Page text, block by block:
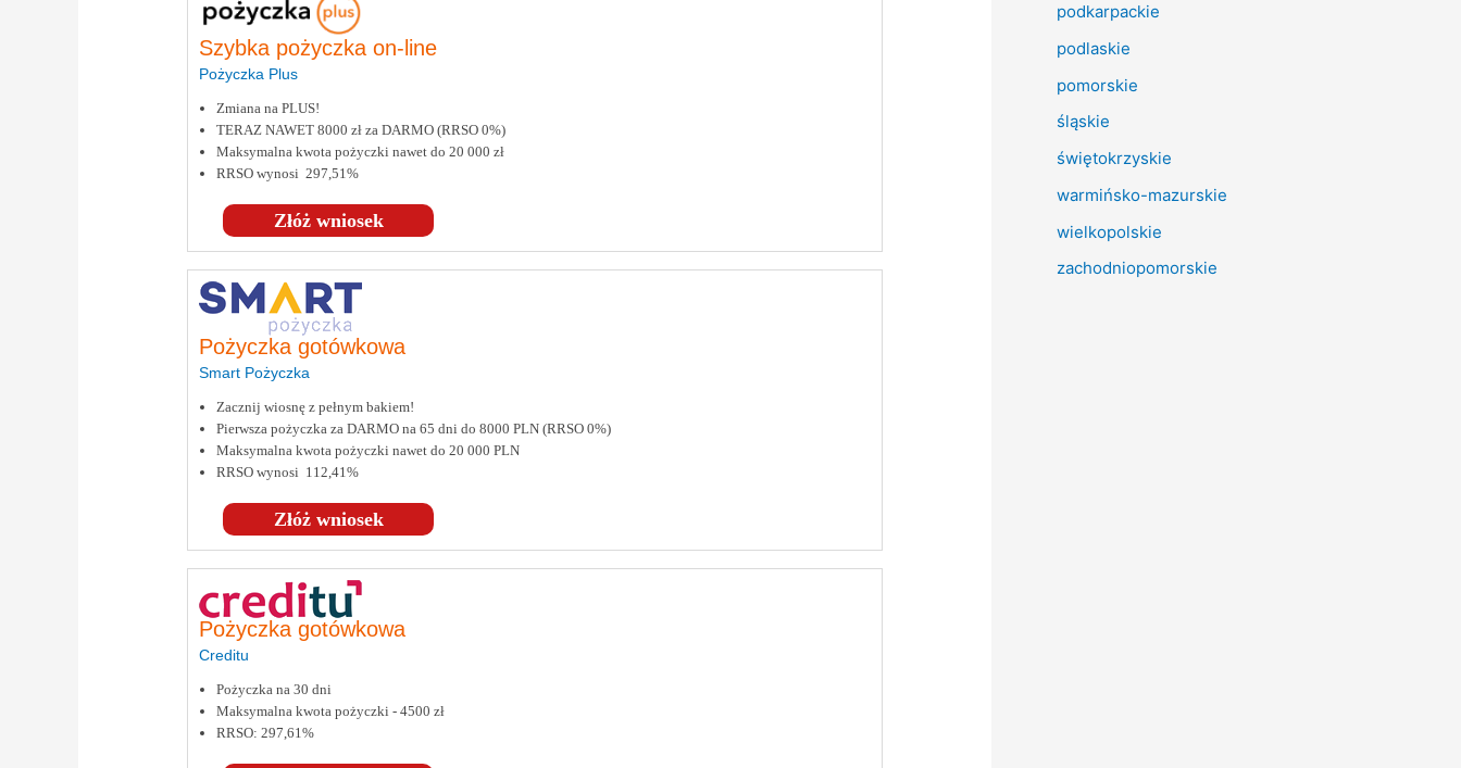
Szybka pożyczka on-line
Pożyczka Plus
Złóż wniosek
Zmiana na PLUS!
TERAZ NAWET 8000 zł za DARMO (RRSO 0%)
Maksymalna kwota pożyczki nawet do 20 000 zł
RRSO wynosi 297,51%
Pożyczka gotówkowa
Smart Pożyczka
Złóż wniosek
Zacznij wiosnę z pełnym bakiem!
Pierwsza pożyczka za DARMO na 65 dni do 8000 PLN (RRSO 0%)
Maksymalna kwota pożyczki nawet do 20 000 PLN
RRSO wynosi 112,41%
Pożyczka gotówkowa
Creditu
Pożyczka na 30 dni
Maksymalna kwota pożyczki - 4500 zł
RRSO: 297,61%
podkarpackie
podlaskie
pomorskie
śląskie
świętokrzyskie
warmińsko-mazurskie
wielkopolskie
zachodniopomorskie